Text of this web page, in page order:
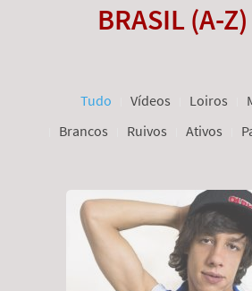
BRASIL (A-Z)
Tudo Vídeos Loiros
Brancos
Ruivos Ativos